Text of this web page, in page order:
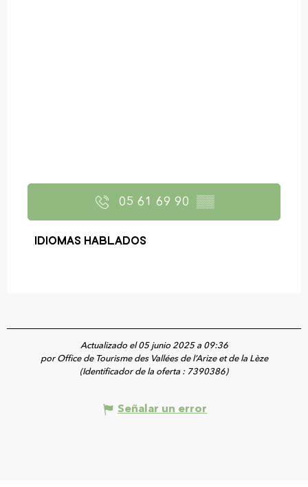
05 61 69 90 ▒▒
Idiomas hablados
Idiomas hablados
Actualizado el 05 junio 2025 a 09:36
por Office de Tourisme des Vallées de l’Arize et de la Lèze
(Identificador de la oferta : 7390386)
Señalar un error